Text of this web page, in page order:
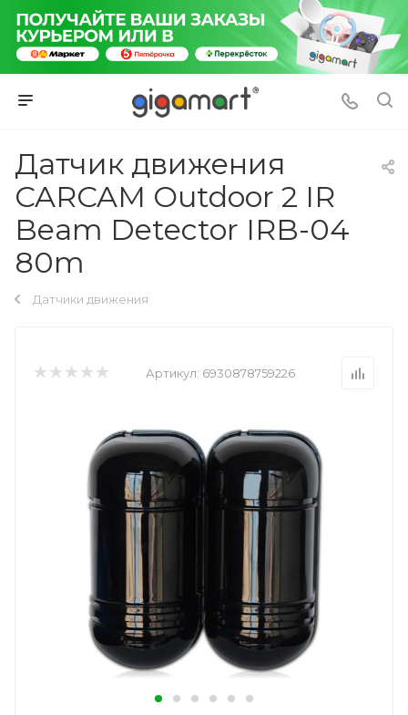
Датчик движения
CARCAM Outdoor 2 IR
Beam Detector IRB-04
80m
Датчики движения
Артикул: 6930878759226